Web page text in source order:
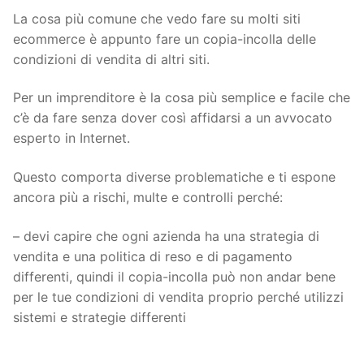
La cosa più comune che vedo fare su molti siti
ecommerce è appunto fare un copia-incolla delle
condizioni di vendita di altri siti.
Per un imprenditore è la cosa più semplice e facile che
c’è da fare senza dover così affidarsi a un avvocato
esperto in Internet.
Questo comporta diverse problematiche e ti espone
ancora più a rischi, multe e controlli perché:
– devi capire che ogni azienda ha una strategia di
vendita e una politica di reso e di pagamento
differenti, quindi il copia-incolla può non andar bene
per le tue condizioni di vendita proprio perché utilizzi
sistemi e strategie differenti